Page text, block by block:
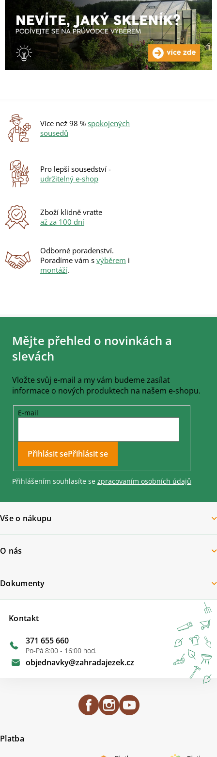
Více než 98 % spokojených
sousedů
Pro lepší sousedství -
udržitelný e-shop
Zboží klidně vraťte
až za 100 dní
Odborné poradenství.
Poradíme vám s výběrem i
montáží.
Z
Mějte přehled o novinkách a
slevách
Vložte svůj e-mail a my vám budeme zasílat
informace o nových produktech na našem e-shopu.
E-mail
Přihlásit se
Přihlášením souhlasíte se zpracovaním osobních údajů
Vše o nákupu
O nás
Kontakt
objednavky@zahradajezek.cz
371 655 660
Po-Pá 8:00 - 16:00 hod.
Dokumenty
Platba